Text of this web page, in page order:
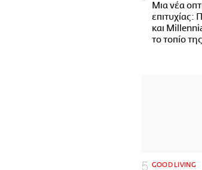
Μια νέα
επιτυχίας:
και
το τοπίο
GOOD LIVING